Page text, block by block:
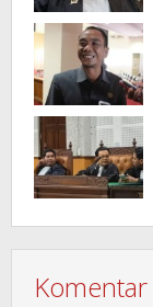
Komentar